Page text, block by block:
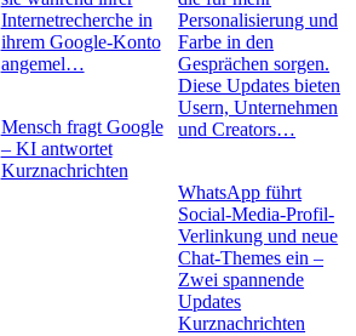
Internetrecherche in
ihrem Google-Konto
angemel…
Mensch fragt Google
– KI antwortet
Kurznachrichten
Personalisierung und
Farbe in den
Gesprächen sorgen.
Diese Updates bieten
Usern, Unternehmen
und Creators…
WhatsApp führt
Social-Media-Profil-
Verlinkung und neue
Chat-Themes ein –
Zwei spannende
Updates
Kurznachrichten